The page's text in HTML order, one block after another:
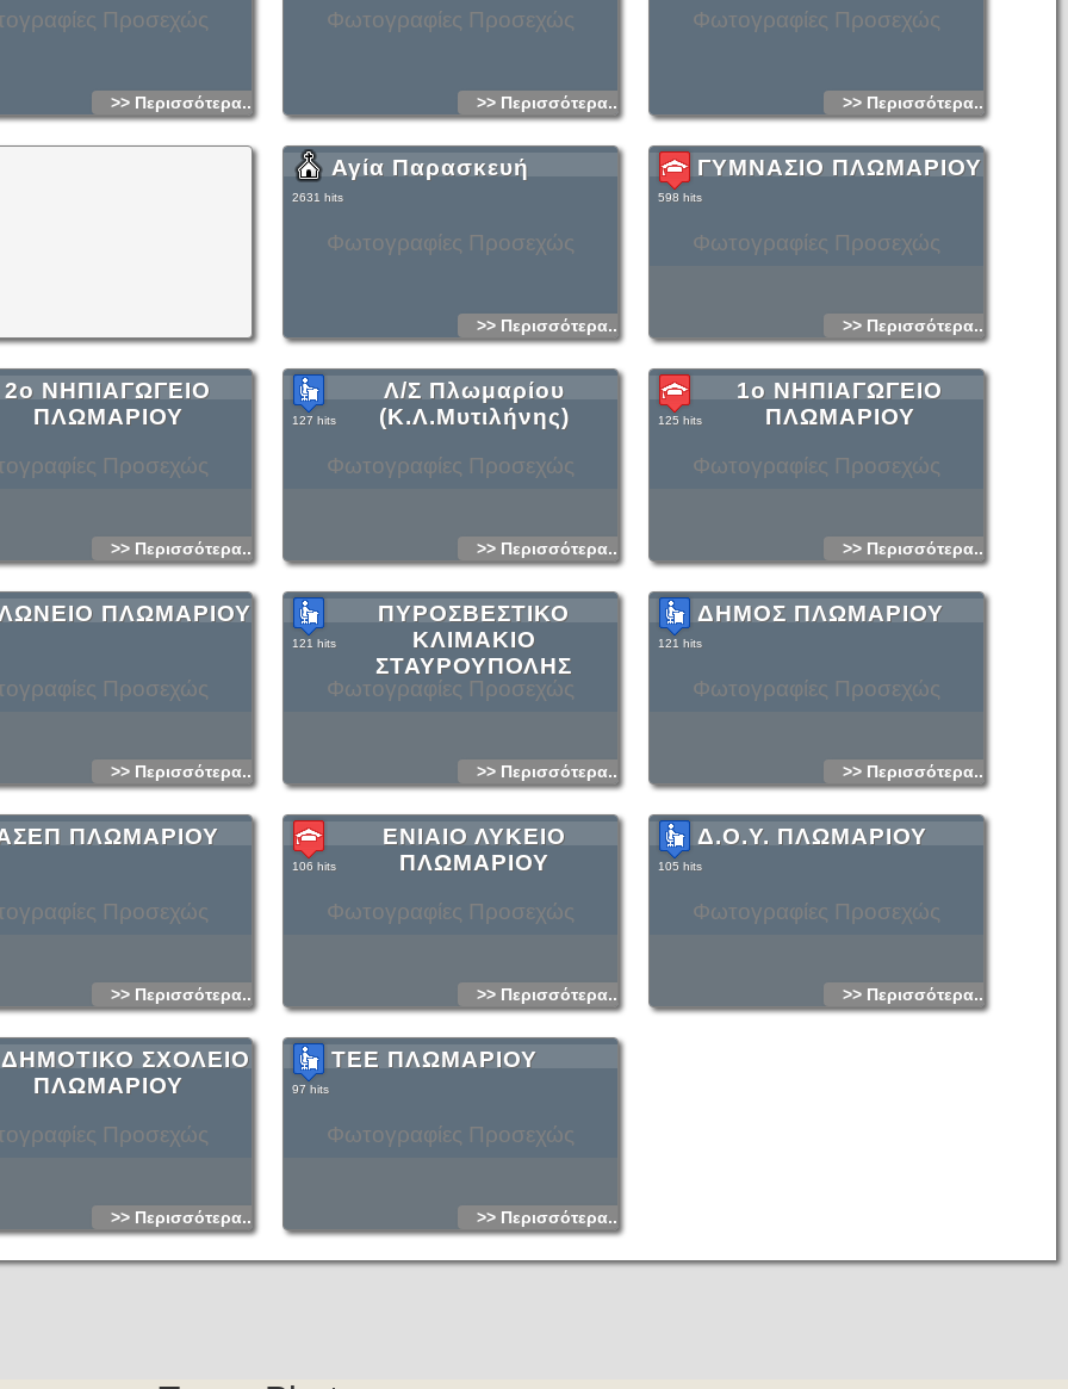
Προσεχώς
>> Περισσότερα...
Φωτογραφίες Προσεχώς
>> Περισσότερα...
Φωτογραφίες Προσεχώς
>> Περισσότερα...
Φωτογραφίες Προσεχώς
Αγία Παρασκευή
2631 hits
>> Περισσότερα...
Φωτογραφίες Προσεχώς
ΓΥΜΝΑΣΙΟ ΠΛΩΜΑΡΙΟΥ
598 hits
>> Περισσότερα...
Προσεχώς
2ο ΝΗΠΙΑΓΩΓΕΙΟ
ΠΛΩΜΑΡΙΟΥ
>> Περισσότερα...
Φωτογραφίες Προσεχώς
Λ/Σ Πλωμαρίου
(Κ.Λ.Μυτιλήνης)
127 hits
>> Περισσότερα...
Φωτογραφίες Προσεχώς
1ο ΝΗΠΙΑΓΩΓΕΙΟ
ΠΛΩΜΑΡΙΟΥ
125 hits
>> Περισσότερα...
Προσεχώς
ΠΛΩΜΑΡΙΟΥ
>> Περισσότερα...
Φωτογραφίες Προσεχώς
ΠΥΡΟΣΒΕΣΤΙΚΟ
ΚΛΙΜΑΚΙΟ
ΣΤΑΥΡΟΥΠΟΛΗΣ
121 hits
>> Περισσότερα...
Φωτογραφίες Προσεχώς
ΔΗΜΟΣ ΠΛΩΜΑΡΙΟΥ
121 hits
>> Περισσότερα...
Προσεχώς
ΠΛΩΜΑΡΙΟΥ
>> Περισσότερα...
Φωτογραφίες Προσεχώς
ΕΝΙΑΙΟ ΛΥΚΕΙΟ
ΠΛΩΜΑΡΙΟΥ
106 hits
>> Περισσότερα...
Φωτογραφίες Προσεχώς
Δ.Ο.Υ. ΠΛΩΜΑΡΙΟΥ
105 hits
>> Περισσότερα...
Προσεχώς
ΔΗΜΟΤΙΚΟ ΣΧΟΛΕΙΟ
ΠΛΩΜΑΡΙΟΥ
>> Περισσότερα...
Φωτογραφίες Προσεχώς
ΤΕΕ ΠΛΩΜΑΡΙΟΥ
97 hits
>> Περισσότερα...